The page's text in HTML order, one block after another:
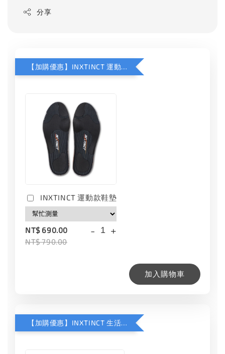
分享
【加購優惠】INXTINCT 運動款鞋墊
INXTINCT 運動款鞋墊
NT$ 690.00
NT$ 790.00
- +
加入購物車
【加購優惠】INXTINCT 生活日用鞋墊